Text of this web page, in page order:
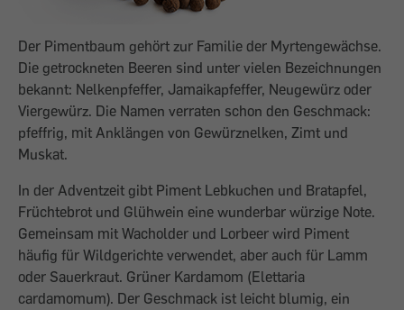
Der Pimentbaum gehört zur Familie der Myrtengewächse.
Die getrockneten Beeren sind unter vielen Bezeichnungen
bekannt: Nelkenpfeffer, Jamaikapfeffer, Neugewürz oder
Viergewürz. Die Namen verraten schon den Geschmack:
pfeffrig, mit Anklängen von Gewürznelken, Zimt und
Muskat.
In der Adventzeit gibt Piment Lebkuchen und Bratapfel,
Früchtebrot und Glühwein eine wunderbar würzige Note.
Gemeinsam mit Wacholder und Lorbeer wird Piment
häufig für Wildgerichte verwendet, aber auch für Lamm
oder Sauerkraut. Grüner Kardamom (Elettaria
cardamomum). Der Geschmack ist leicht blumig, ein